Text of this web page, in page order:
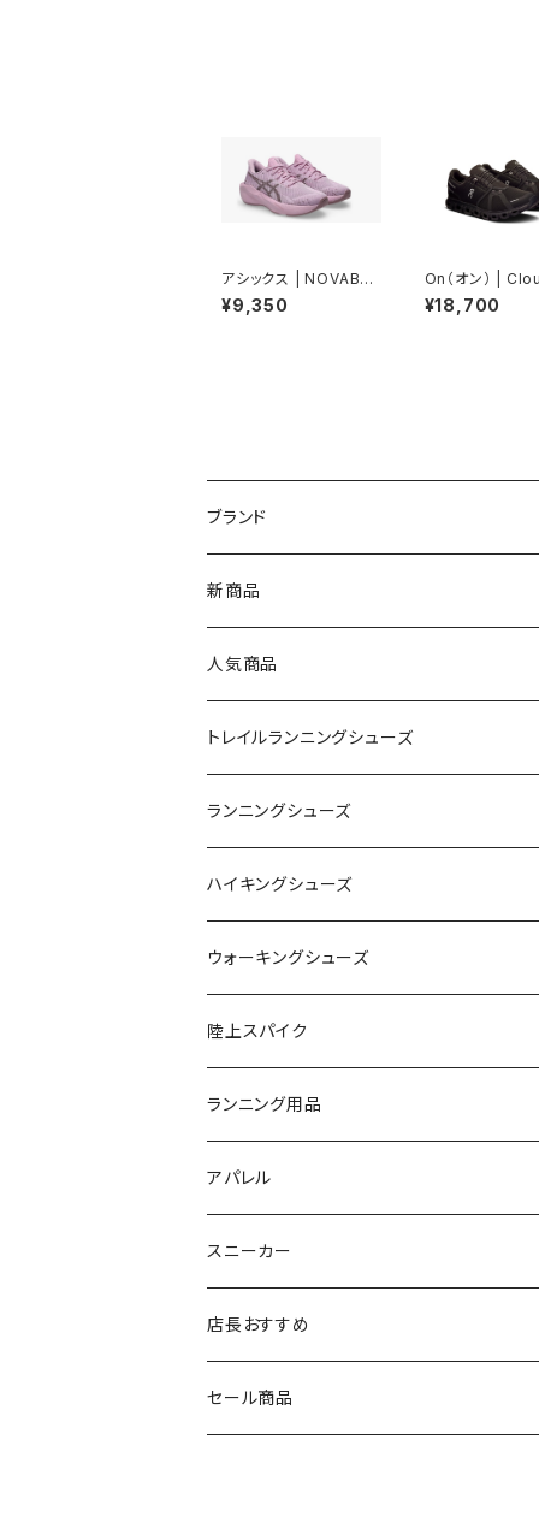
アシックス | NOVABLA
ST 6 GS | HAZYLILA
C/DARKPRUNE
¥9,350
On（オン） |
Black/Black |
¥18,700
ブランド
asics（アシックス）
On（オン）
YONEX（ヨネックス）
adidas（アディダス）
SAYSKY（セイスカイ）
NISHI（ニシ）
FOOTMAX（フットマックス）
SIDAS（シダス）
MIZUNO（ミズノ）
THE NORTH FACE
SPRINTS
VIKING（ヴィーキング）
新商品
人気商品
トレイルランニングシューズ
On
VIKING
asics
adidas
THE NORTH FACE
ランニングシューズ
On
adidas
asics
YONEX
MIZUNO
new balance
PUMA
HYBEX
ハイキングシューズ
On
VIKING
ウォーキングシューズ
YONEX
On
VIKING
陸上スパイク
asics
adidas
MIZUNO
ランニング用品
インソール
シダス
ソックス
FOOTMAX
NISHI
ポーチ
SAYSKY
キャップ
アパレル
SAYSKY
THE NORTH FACE
スニーカー
THE NORTH FACE
店長おすすめ
セール商品